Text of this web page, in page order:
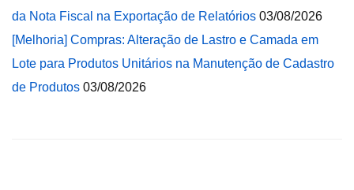
da Nota Fiscal na Exportação de Relatórios 03/08/2026
[Melhoria] Compras: Alteração de Lastro e Camada em
Lote para Produtos Unitários na Manutenção de Cadastro
de Produtos 03/08/2026